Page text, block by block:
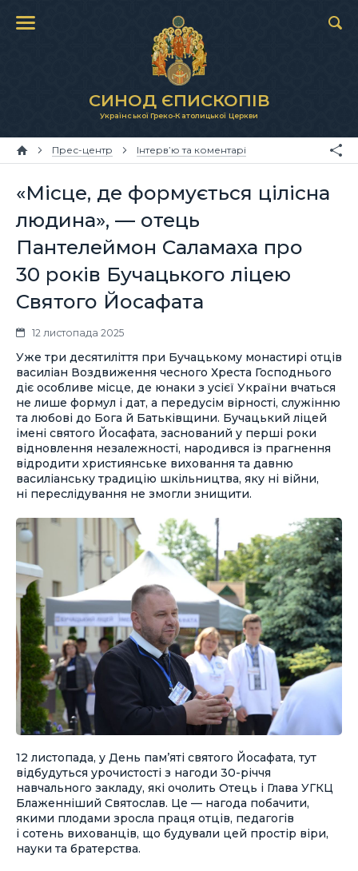
СИНОД ЄПИСКОПІВ
Української Греко-Католицької Церкви
Прес-центр Інтерв’ю та коментарі
«Місце, де формується цілісна
людина», — отець
Пантелеймон Саламаха про
30 років Бучацького ліцею
Святого Йосафата
12 листопада 2025
Уже три десятиліття при Бучацькому монастирі отців
василіан Воздвиження чесного Хреста Господнього
діє особливе місце, де юнаки з усієї України вчаться
не лише формул і дат, а передусім вірності, служінню
та любові до Бога й Батьківщини. Бучацький ліцей
імені святого Йосафата, заснований у перші роки
відновлення незалежності, народився із прагнення
відродити християнське виховання та давню
василіанську традицію шкільництва, яку ні війни,
ні переслідування не змогли знищити.
12 листопада, у День пам’яті святого Йосафата, тут
відбудуться урочистості з нагоди 30-річчя
навчального закладу, які очолить Отець і Глава УГКЦ
Блаженніший Святослав. Це — нагода побачити,
якими плодами зросла праця отців, педагогів
і сотень вихованців, що будували цей простір віри,
науки та братерства.